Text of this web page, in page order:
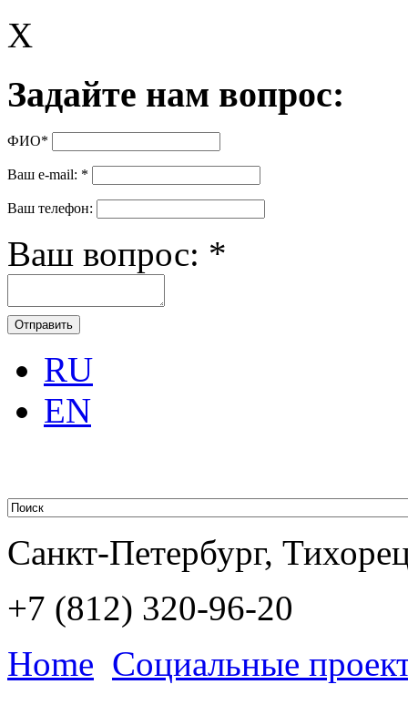
X
Задайте нам вопрос:
ФИО*
Ваш e-mail: *
Ваш телефон:
Ваш вопрос: *
RU
EN
Санкт-Петербург,
+7 (812) 320-96-20
Home Социальные